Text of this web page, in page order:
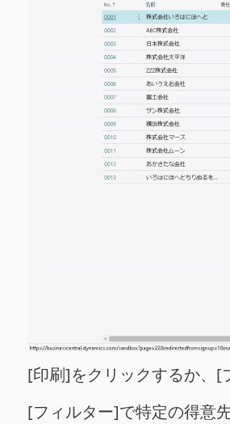
[印刷]をクリックするか、[
[フィルター]で特定の得意